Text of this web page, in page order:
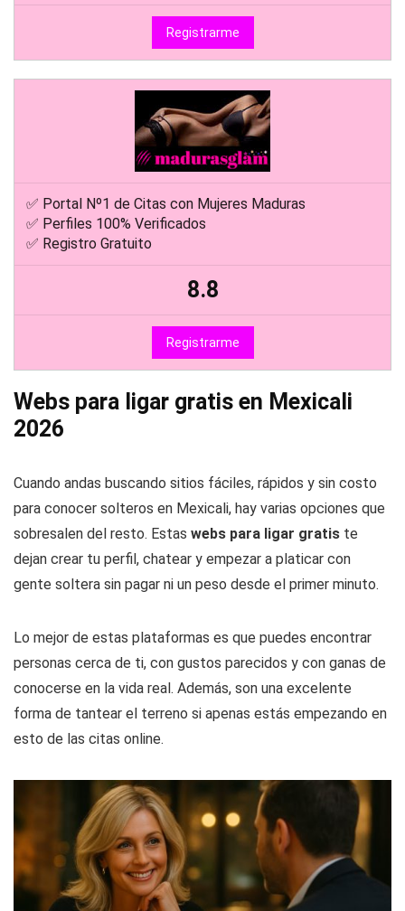
Registrarme
✅ Portal Nº1 de Citas con Mujeres Maduras
✅ Perfiles 100% Verificados
✅ Registro Gratuito
8.8
Registrarme
Webs para ligar gratis en Mexicali
2026
Cuando andas buscando sitios fáciles, rápidos y sin costo
para conocer solteros en Mexicali, hay varias opciones que
sobresalen del resto. Estas webs para ligar gratis te
dejan crear tu perfil, chatear y empezar a platicar con
gente soltera sin pagar ni un peso desde el primer minuto.
Lo mejor de estas plataformas es que puedes encontrar
personas cerca de ti, con gustos parecidos y con ganas de
conocerse en la vida real. Además, son una excelente
forma de tantear el terreno si apenas estás empezando en
esto de las citas online.